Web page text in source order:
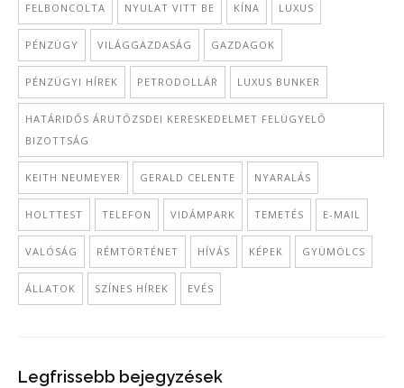
FELBONCOLTA NYULAT VITT BE KÍNA LUXUS
PÉNZÜGY VILÁGGAZDASÁG GAZDAGOK
PÉNZÜGYI HÍREK PETRODOLLÁR LUXUS BUNKER
HATÁRIDŐS ÁRUTŐZSDEI KERESKEDELMET FELÜGYELŐ
BIZOTTSÁG
KEITH NEUMEYER GERALD CELENTE NYARALÁS
HOLTTEST TELEFON VIDÁMPARK TEMETÉS E-MAIL
VALÓSÁG RÉMTÖRTÉNET HÍVÁS KÉPEK GYÜMÖLCS
ÁLLATOK SZÍNES HÍREK EVÉS
Legfrissebb bejegyzések